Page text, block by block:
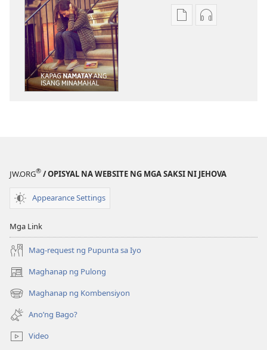
Opsiyon
Isang
Opsiyon
Isang
JW.ORG® / OPISYAL NA WEBSITE NG MGA SAKSI NI JEHOVA
Appearance Settings
Mga Link
Mag-request ng Pupunta sa Iyo
Maghanap ng Pulong
(may
bubukas
na
bagong
window)
Maghanap ng Kombensiyon
(may
bubukas
na
bagong
window)
Ano’ng Bago?
Video